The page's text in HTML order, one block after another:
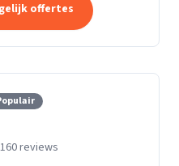
offertes
160 reviews